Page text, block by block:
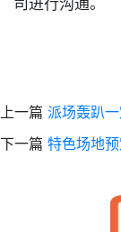
上一篇 派场轰趴
下一篇 特色场地